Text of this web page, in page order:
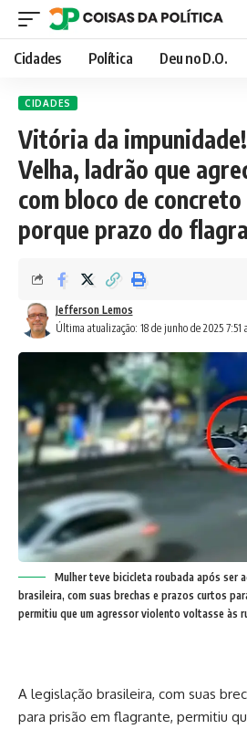
Cidades Política Deu no D.O.
CIDADES
Vitória da
Velha, ladrão que
com bloco de
porque prazo do
Última atualização: 18 de junho de 2025 7:51
Jefferson Lemos
Mulher teve bicicleta roubada após ser
brasileira, com suas brechas e prazos curtos
permitiu que um agressor violento voltasse às
A legislação brasileira, com suas
para prisão em flagrante, permitiu